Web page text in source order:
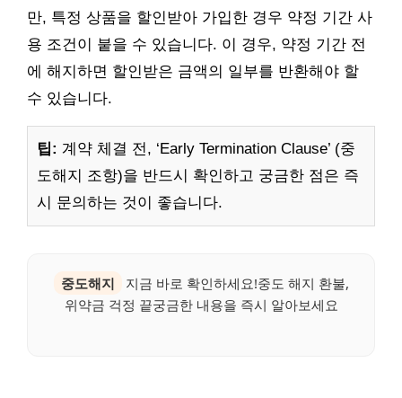
만, 특정 상품을 할인받아 가입한 경우 약정 기간 사
용 조건이 붙을 수 있습니다. 이 경우, 약정 기간 전
에 해지하면 할인받은 금액의 일부를 반환해야 할
수 있습니다.
팁: 계약 체결 전, ‘Early Termination Clause’ (중
도해지 조항)을 반드시 확인하고 궁금한 점은 즉
시 문의하는 것이 좋습니다.
중도해지
지금 바로 확인하세요!중도 해지 환불,
위약금 걱정 끝궁금한 내용을 즉시 알아보세요